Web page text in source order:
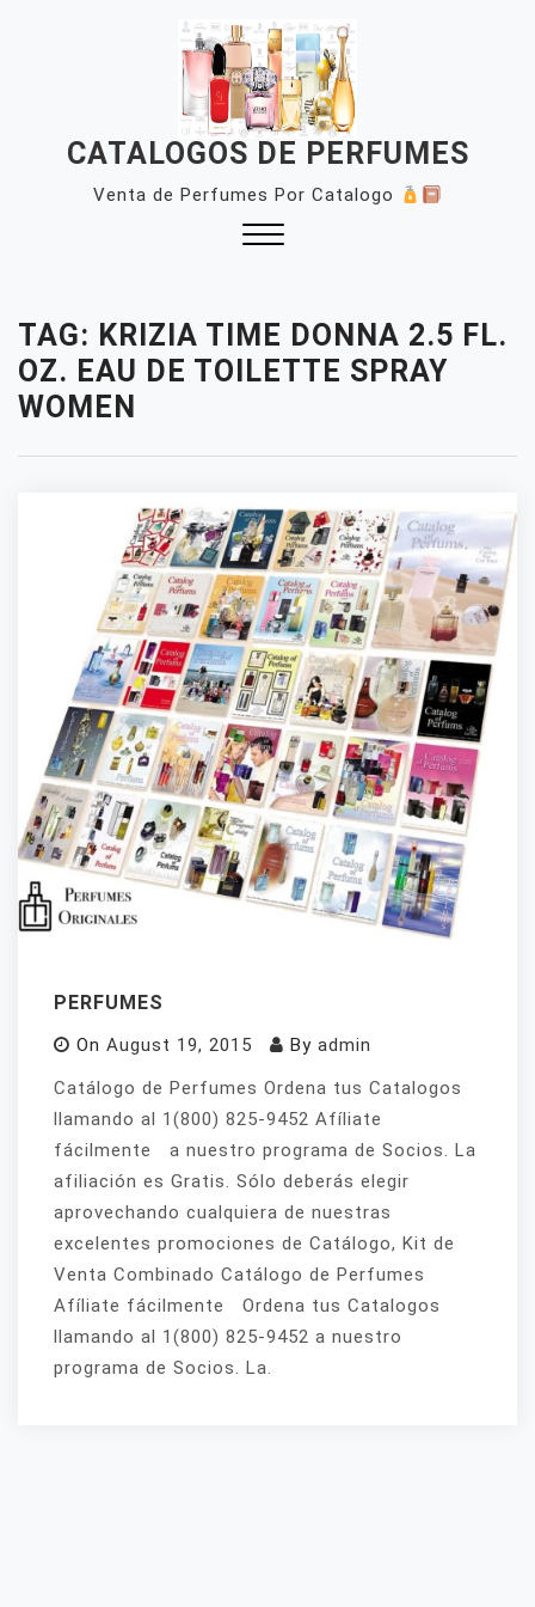
CATALOGOS DE PERFUMES
Venta de Perfumes Por Catalogo
TAG: KRIZIA TIME DONNA 2.5 FL.
OZ. EAU DE TOILETTE SPRAY
WOMEN
PERFUMES
On August 19, 2015 By admin
Catálogo de Perfumes Ordena tus Catalogos
llamando al 1(800) 825-9452 Afíliate
fácilmente a nuestro programa de Socios. La
afiliación es Gratis. Sólo deberás elegir
aprovechando cualquiera de nuestras
excelentes promociones de Catálogo, Kit de
Venta Combinado Catálogo de Perfumes
Afíliate fácilmente Ordena tus Catalogos
llamando al 1(800) 825-9452 a nuestro
programa de Socios. La.